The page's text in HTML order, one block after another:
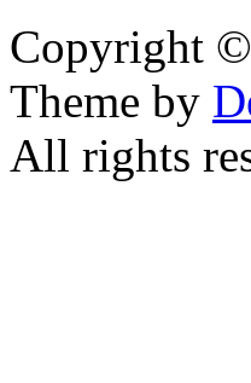
Copyright
Theme by
All rights